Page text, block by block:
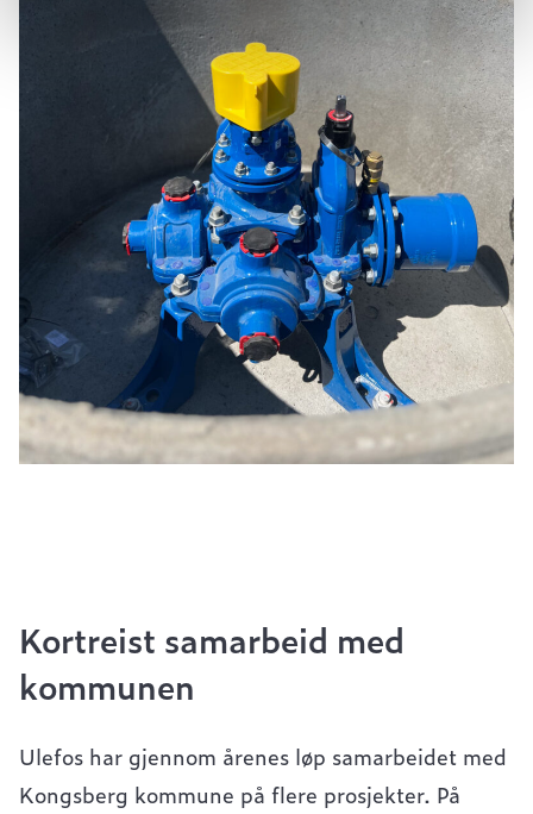
Kortreist samarbeid med
kommunen
Ulefos har gjennom årenes løp samarbeidet med
Kongsberg kommune på flere prosjekter. På